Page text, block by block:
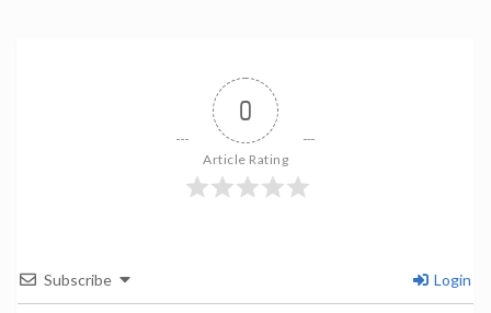
0
Article Rating
Subscribe Login